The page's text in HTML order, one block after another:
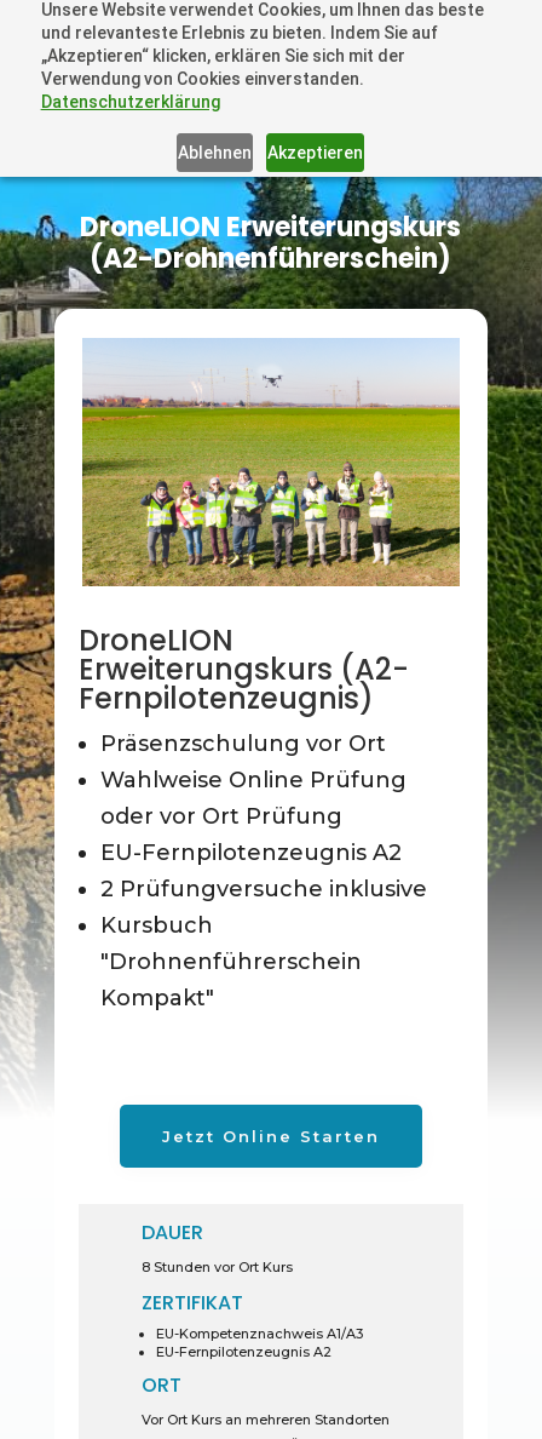
Unsere Website verwendet Cookies, um Ihnen das beste
und relevanteste Erlebnis zu bieten. Indem Sie auf
„Akzeptieren“ klicken, erklären Sie sich mit der
Verwendung von Cookies einverstanden.
Datenschutzerklärung
Ablehnen Akzeptieren
+41 44505 6667 oder +49 157 3598 0006
info@dronelions.academy
DroneLION Erweiterungskurs
(A2-Drohnenführerschein)
DroneLION
Erweiterungskurs (A2-
Fernpilotenzeugnis)
Präsenzschulung vor Ort
Wahlweise Online Prüfung
oder vor Ort Prüfung
EU-Fernpilotenzeugnis A2
2 Prüfungversuche inklusive
Kursbuch
"Drohnenführerschein
Kompakt"
Jetzt Online Starten
DAUER
8 Stunden vor Ort Kurs
ZERTIFIKAT
EU-Kompetenznachweis A1/A3
EU-Fernpilotenzeugnis A2
ORT
Vor Ort Kurs an mehreren Standorten